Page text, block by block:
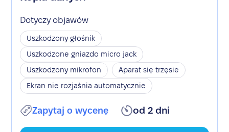
Dotyczy objawów
Uszkodzony głośnik
Uszkodzone gniazdo micro jack
Uszkodzony mikrofon
Aparat się trzęsie
Ekran nie rozjaśnia automatycznie
Zapytaj o wycenę od 2 dni